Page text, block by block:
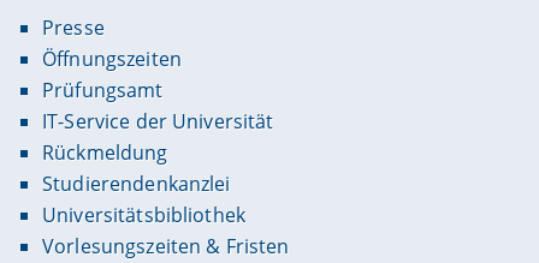
Presse
Öffnungszeiten
Prüfungsamt
IT-Service der Universität
Rückmeldung
Studierendenkanzlei
Universitätsbibliothek
Vorlesungszeiten & Fristen